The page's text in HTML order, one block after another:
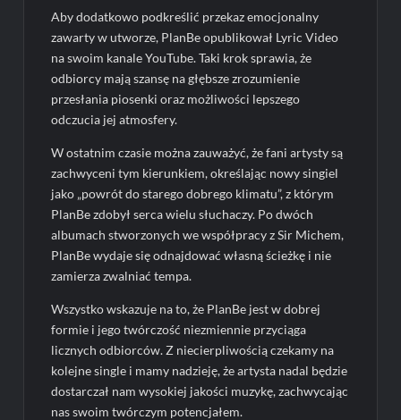
Aby dodatkowo podkreślić przekaz emocjonalny
zawarty w utworze, PlanBe opublikował Lyric Video
na swoim kanale YouTube. Taki krok sprawia, że
odbiorcy mają szansę na głębsze zrozumienie
przesłania piosenki oraz możliwości lepszego
odczucia jej atmosfery.
W ostatnim czasie można zauważyć, że fani artysty są
zachwyceni tym kierunkiem, określając nowy singiel
jako „powrót do starego dobrego klimatu”, z którym
PlanBe zdobył serca wielu słuchaczy. Po dwóch
albumach stworzonych we współpracy z Sir Michem,
PlanBe wydaje się odnajdować własną ścieżkę i nie
zamierza zwalniać tempa.
Wszystko wskazuje na to, że PlanBe jest w dobrej
formie i jego twórczość niezmiennie przyciąga
licznych odbiorców. Z niecierpliwością czekamy na
kolejne single i mamy nadzieję, że artysta nadal będzie
dostarczał nam wysokiej jakości muzykę, zachwycając
nas swoim twórczym potencjałem.